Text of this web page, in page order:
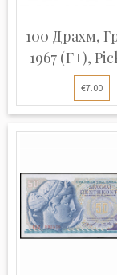
100 Драхм,
1967 (F+),
€7.00